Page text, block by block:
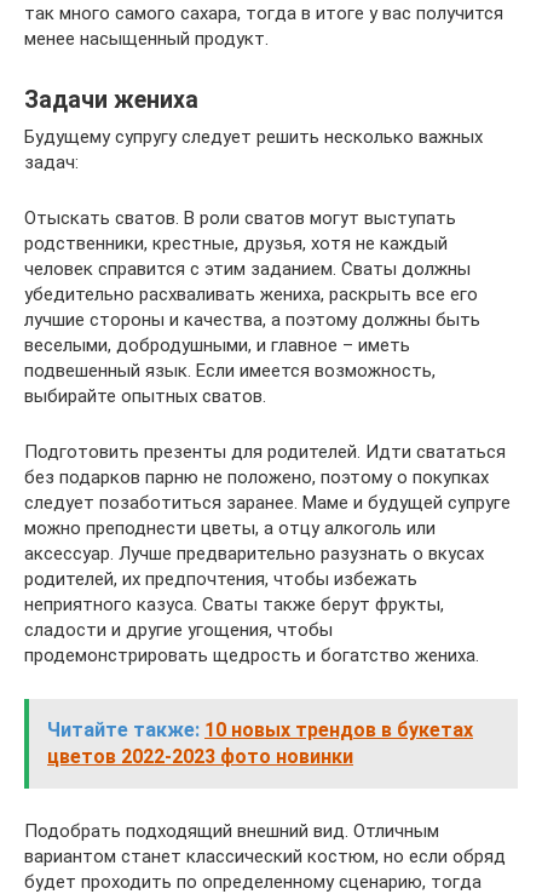
так много самого сахара, тогда в итоге у вас получится
менее насыщенный продукт.
Задачи жениха
Будущему супругу следует решить несколько важных
задач:
Отыскать сватов. В роли сватов могут выступать
родственники, крестные, друзья, хотя не каждый
человек справится с этим заданием. Сваты должны
убедительно расхваливать жениха, раскрыть все его
лучшие стороны и качества, а поэтому должны быть
веселыми, добродушными, и главное – иметь
подвешенный язык. Если имеется возможность,
выбирайте опытных сватов.
Подготовить презенты для родителей. Идти свататься
без подарков парню не положено, поэтому о покупках
следует позаботиться заранее. Маме и будущей супруге
можно преподнести цветы, а отцу алкоголь или
аксессуар. Лучше предварительно разузнать о вкусах
родителей, их предпочтения, чтобы избежать
неприятного казуса. Сваты также берут фрукты,
сладости и другие угощения, чтобы
продемонстрировать щедрость и богатство жениха.
Читайте также: 10 новых трендов в букетах
цветов 2022-2023 фото новинки
Подобрать подходящий внешний вид. Отличным
вариантом станет классический костюм, но если обряд
будет проходить по определенному сценарию, тогда